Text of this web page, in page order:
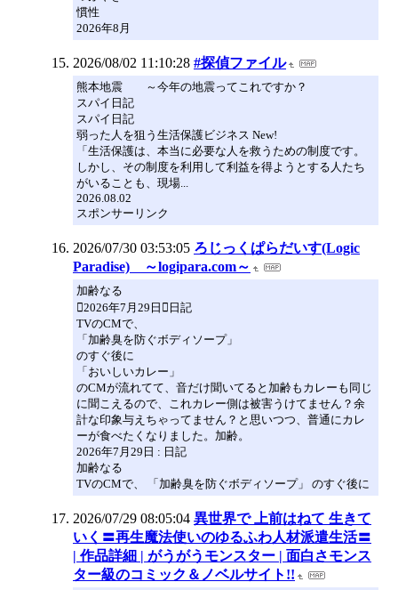
慣性
2026年8月
2026/08/02 11:10:28 #探偵ファイル
熊本地震 ～今年の地震ってこれですか？
スパイ日記
スパイ日記
弱った人を狙う生活保護ビジネス New!
「生活保護は、本当に必要な人を救うための制度です。
しかし、その制度を利用して利益を得ようとする人たち
がいることも、現場...
2026.08.02
スポンサーリンク
2026/07/30 03:53:05 ろじっくぱらだいす(Logic
Paradise) ～logipara.com～
加齢なる
2026年7月29日日記
TVのCMで、
「加齢臭を防ぐボディソープ」
のすぐ後に
「おいしいカレー」
のCMが流れてて、音だけ聞いてると加齢もカレーも同じ
に聞こえるので、これカレー側は被害うけてません？余
計な印象与えちゃってません？と思いつつ、普通にカレ
ーが食べたくなりました。加齢。
2026年7月29日 : 日記
加齢なる
TVのCMで、 「加齢臭を防ぐボディソープ」 のすぐ後に
2026/07/29 08:05:04 異世界で 上前はねて 生きて
いく〓再生魔法使いのゆるふわ人材派遣生活〓
| 作品詳細 | がうがうモンスター | 面白さモンス
ター級のコミック＆ノベルサイト!!